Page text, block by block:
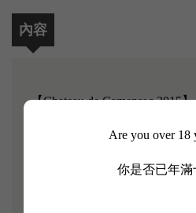
Are you over 18
你是否已年滿
內容
【Chateau de Camensac 2015】
James Suckling 評分: 93/100
Chateau de Camensac 是1855